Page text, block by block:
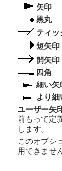
矢印
黒丸
ティッ
短矢印
開矢印
四角
細い矢
より
ユーザー矢
前もって定
します。
このオプシ
用できません